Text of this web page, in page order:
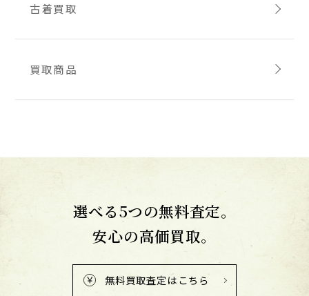
古着買取
買取商品
選べる5つの無料査定。
安心の高価買取。
無料買取査定はこちら